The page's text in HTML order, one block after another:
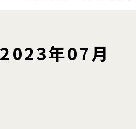
2023年07月